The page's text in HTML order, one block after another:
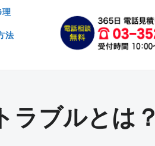
法
ブルとは？